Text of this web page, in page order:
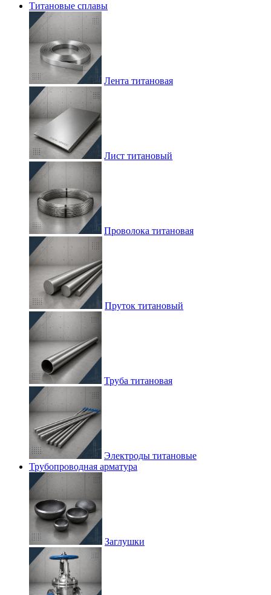
Титановые сплавы
Лента титановая
Лист титановый
Проволока титановая
Пруток титановый
Труба титановая
Электроды титановые
Трубопроводная арматура
Заглушки